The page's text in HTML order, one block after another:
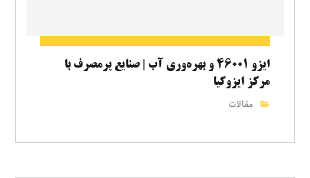
ایزو ۴۶۰۰۱ و بهره‌وری آب | صنایع پرمصرف با
مرکز ایزوکیا
مقالات